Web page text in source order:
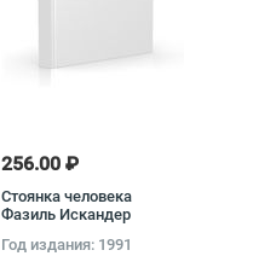
256.00 ₽
Стоянка человека
Фазиль Искандер
Год издания: 1991